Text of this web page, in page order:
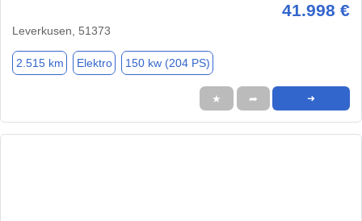
41.998 €
Leverkusen, 51373
2.515 km Elektro 150 kw (204 PS)
★ ➦ ➜